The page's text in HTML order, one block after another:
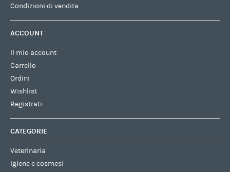
Condizioni di vendita
ACCOUNT
Il mio account
Carrello
Ordini
Wishlist
Registrati
CATEGORIE
Veterinaria
Igiene e cosmesi